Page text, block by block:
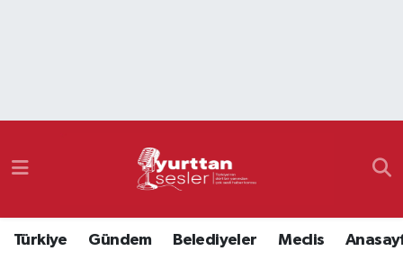
Türkiye Gündem Belediyeler Meclis
Namaz Vakitleri
Süper Lig Puan Durumu ve Fikstür